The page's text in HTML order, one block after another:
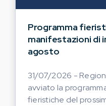
Programma
manifestazioni di
agosto
31/07/2026 -
avviato la
fieristiche del